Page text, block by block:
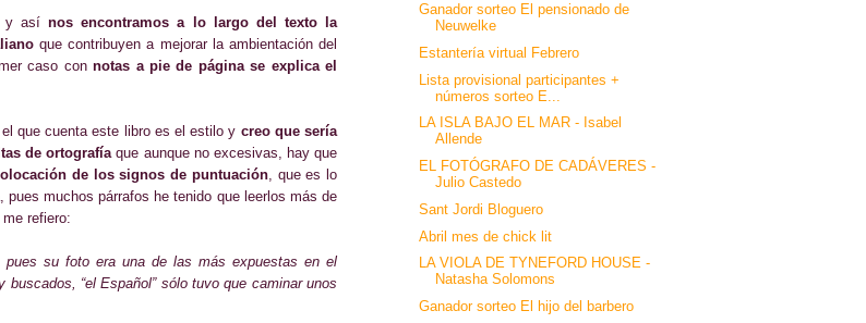
y asínos encontramos a lo largo del texto la
que contribuyen a mejorar la ambientación del
caso connotas a pie de página se explica el
que cuenta este libro es el estilo y creo que sería
de ortografía que aunque no excesivas, hay que
de los signos de puntuación, que es lo
pues muchos párrafos he tenido que leerlos más de
refiero:
su foto era una de las más expuestas en el
“el Español” sólo tuvo que caminar unos
Ganador sorteo El pensionado de
Neuwelke
Estantería virtual Febrero
Lista provisional participantes +
números sorteo E...
LA ISLA BAJO EL MAR - Isabel
Allende
EL FOTÓGRAFO DE CADÁVERES -
Julio Castedo
Sant Jordi Bloguero
Abril mes de chick lit
LA VIOLA DE TYNEFORD HOUSE -
Natasha Solomons
Ganador sorteo El hijo del barbero